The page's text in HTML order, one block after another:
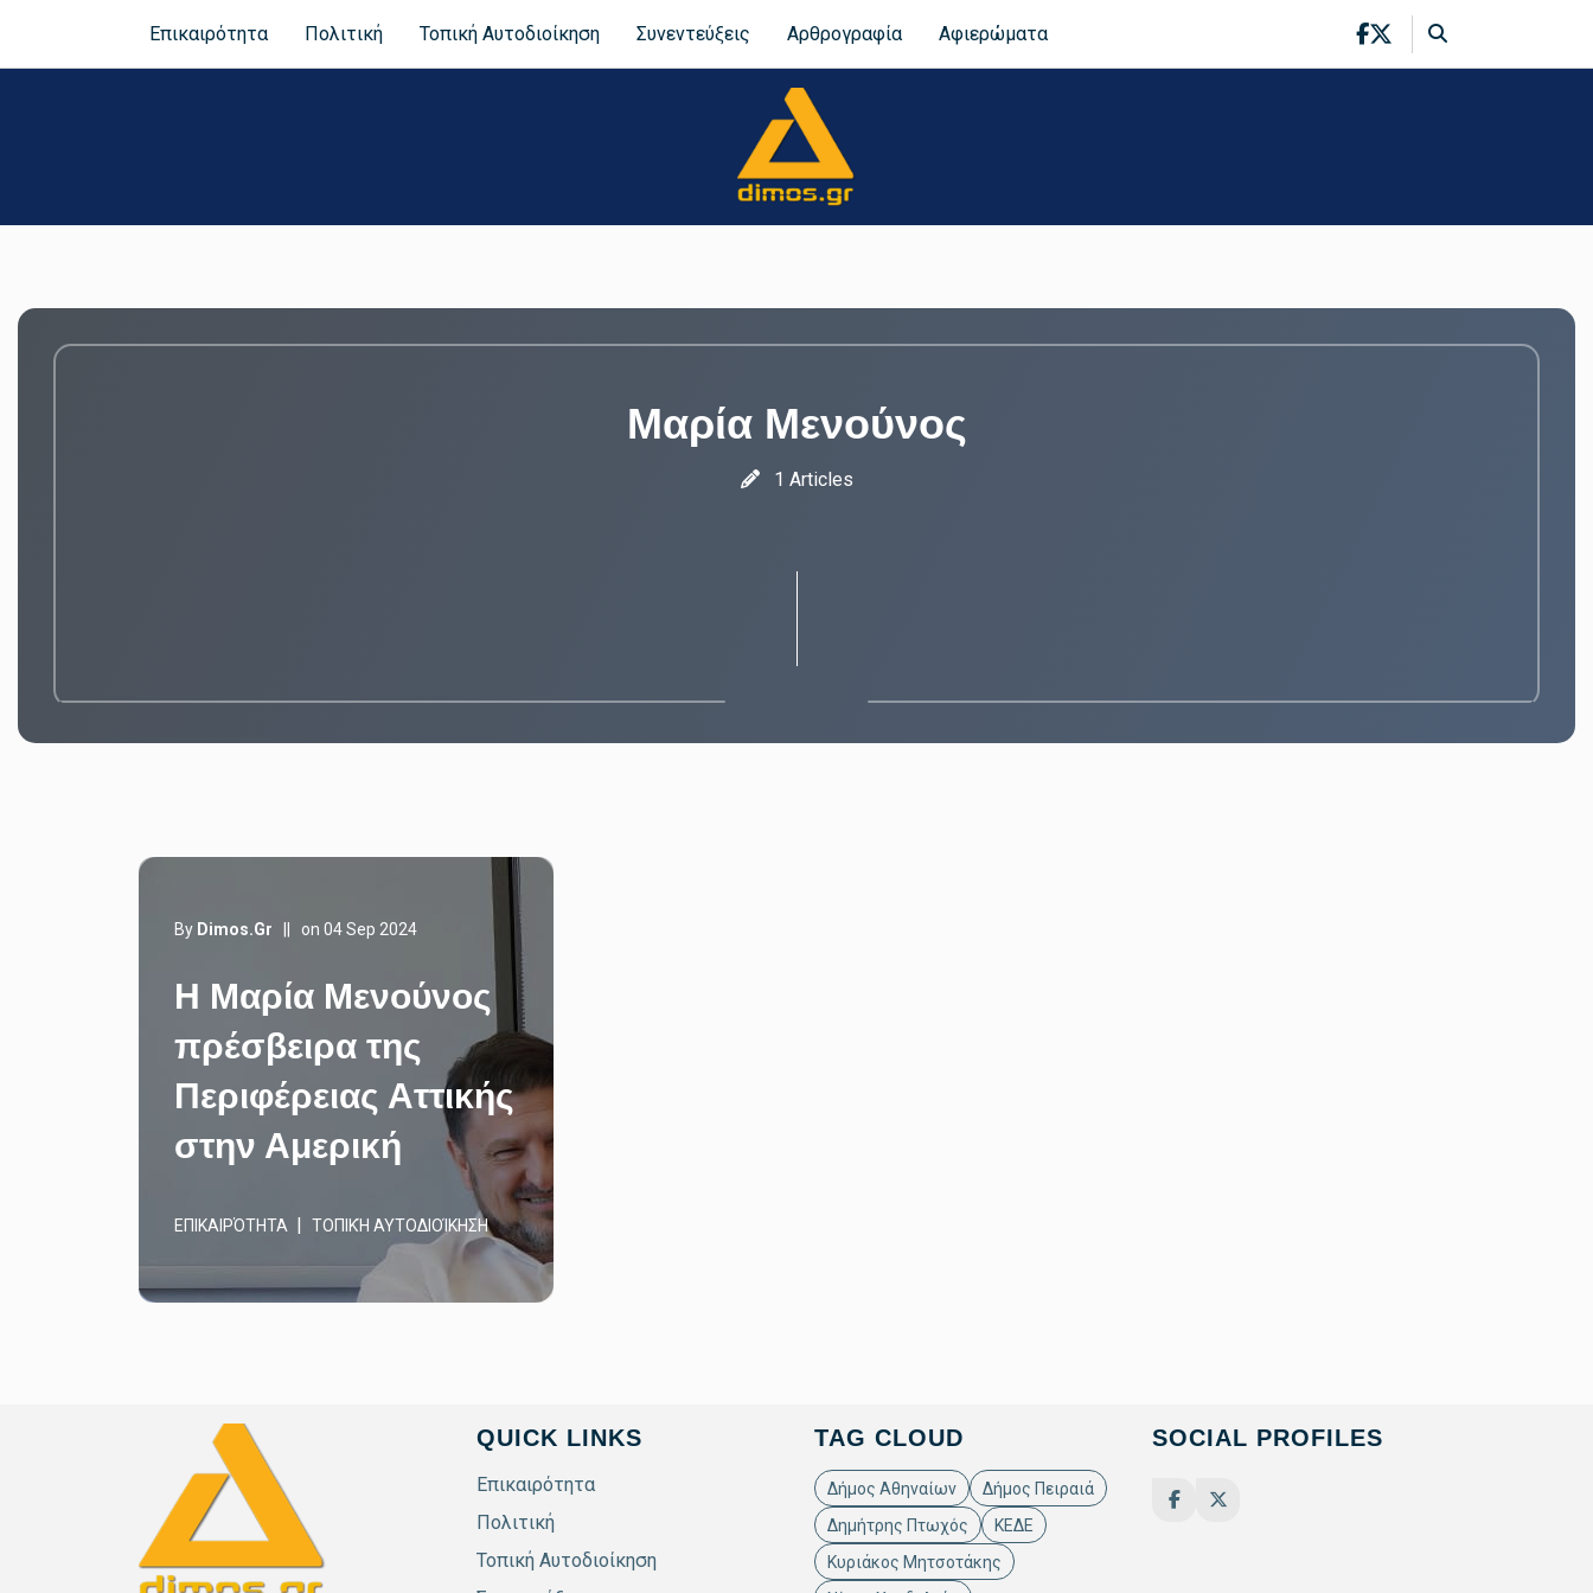
Επικαιρότητα Πολιτική Τοπική Αυτοδιοίκηση Συνεντεύξεις Αρθρογραφία Αφιερώματα
Μαρία Μενούνος
1 Articles
By Dimos.gr on 04 Sep 2024
Η Μαρία Μενούνος
πρέσβειρα της
Περιφέρειας Αττικής
στην Αμερική
ΕΠΙΚΑΙΡΌΤΗΤΑ ΤΟΠΙΚΉ ΑΥΤΟΔΙΟΊΚΗΣΗ
QUICK LINKS
Επικαιρότητα
Πολιτική
Τοπική Αυτοδιοίκηση
TAG CLOUD
Δήμος Αθηναίων
Δήμος Πειραιά
Δημήτρης Πτωχός
ΚΕΔΕ
Κυριάκος Μητσοτάκης
SOCIAL PROFILES